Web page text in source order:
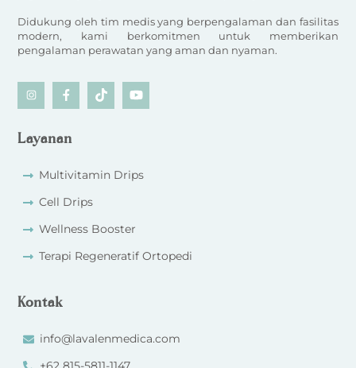
Didukung oleh tim medis yang berpengalaman dan fasilitas
modern, kami berkomitmen untuk memberikan
pengalaman perawatan yang aman dan nyaman.
Icon
Icon
Icon
Icon
Layanan
Multivitamin Drips
Cell Drips
Wellness Booster
Terapi Regeneratif Ortopedi
Kontak
info@lavalenmedica.com